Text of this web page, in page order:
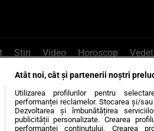
Știri Video Horoscop
la 0741226226
Știri externe Politică
Atât noi, cât și partenerii noștri
Utilizarea profilurilor pentru
performanței reclamelor. Stocarea și/
Dezvoltarea și îmbunătățirea
publicității personalizate. Crearea
performanței conținutului. Crearea